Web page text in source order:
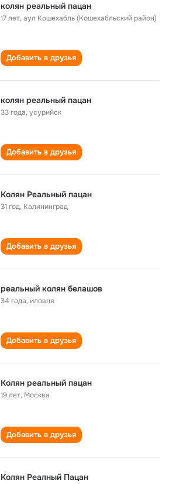
колян реальный пацан
17 лет,аул Кошехабль (Кошехабльский район)
Добавить в друзья
колян реальный пацан
33 года,усурийск
Добавить в друзья
Колян Реальный пацан
31 год, Калининград
Добавить в друзья
реальный колян белашов
34 года,иловля
Добавить в друзья
Колян реальный пацан
19 лет, Москва
Добавить в друзья
Колян Реалный Пацан